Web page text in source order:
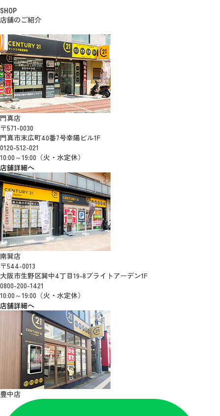
SHOP
店舗のご紹介
門真店
〒571-0030
門真市末広町40番7号幸陽ビル1F
0120-512-021
10:00～19:00（火・水定休）
店舗詳細へ
南巽店
〒544-0013
大阪市生野区巽中4丁目19-8ブライトアーデン1F
0800-200-1421
10:00～19:00（火・水定休）
店舗詳細へ
豊中店